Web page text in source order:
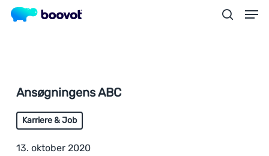
Skip
Karriere & Job
Ansøgningens ABC
13. oktober 2020